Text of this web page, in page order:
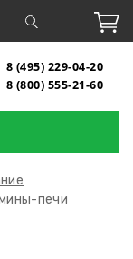
8 (495) 229-04-20
8 (800) 555-21-60
печи